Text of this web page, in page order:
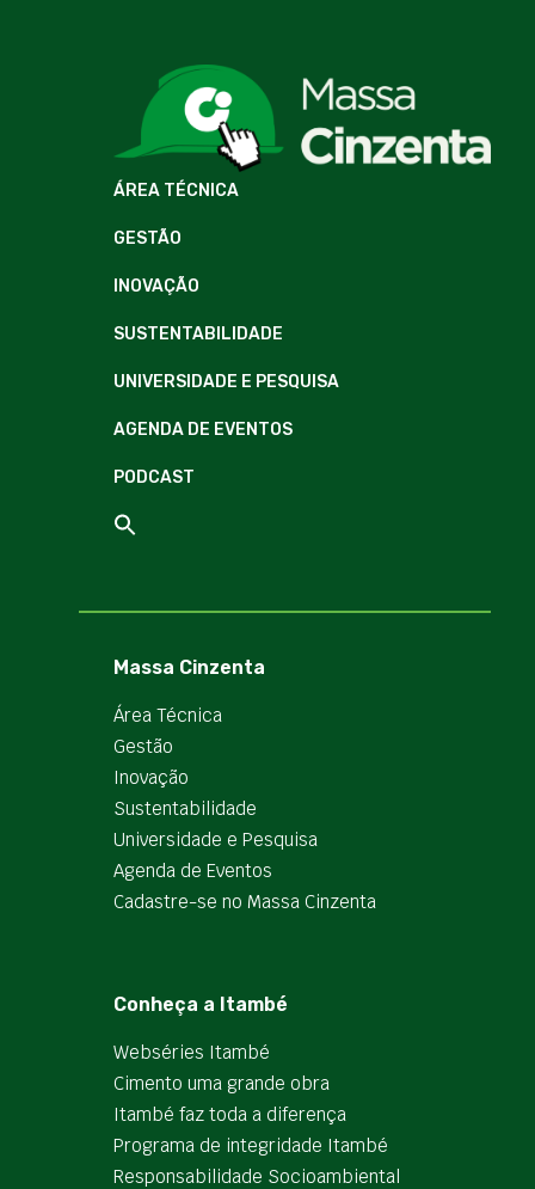
ÁREA TÉCNICA
GESTÃO
INOVAÇÃO
SUSTENTABILIDADE
UNIVERSIDADE E PESQUISA
AGENDA DE EVENTOS
PODCAST
Massa Cinzenta
Área Técnica
Gestão
Inovação
Sustentabilidade
Universidade e Pesquisa
Agenda de Eventos
Cadastre-se no Massa Cinzenta
Conheça a Itambé
Webséries Itambé
Cimento uma grande obra
Itambé faz toda a diferença
Programa de integridade Itambé
Responsabilidade Socioambiental